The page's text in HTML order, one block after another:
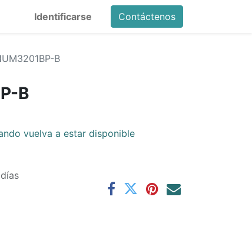
Identificarse Contáctenos
B
B
vuelva a estar disponible